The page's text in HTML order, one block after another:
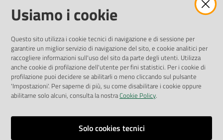
Amministrazione Trasparente
Pubblicità legale
Privacy Policy
Attuazione Misure PNRR
Liste di Attesa
ENTI, IMPRESE E PARTNER
Fatturazione Elettronica
Usiamo i cookie
Questo sito utilizza i cookie tecnici di navigazione e di sessione per
garantire un miglior servizio di navigazione del sito, e cookie analitici per
raccogliere informazioni sull'uso del sito da parte degli utenti. Utilizza
anche cookie di profilazione dell'utente per fini statistici. Per i cookie di
profilazione puoi decidere se abilitarli o meno cliccando sul pulsante
'Impostazioni'. Per saperne di più, su come disabilitare i cookie oppure
abilitarne solo alcuni, consulta la nostraCookie Policy.
Solo cookies tecnici